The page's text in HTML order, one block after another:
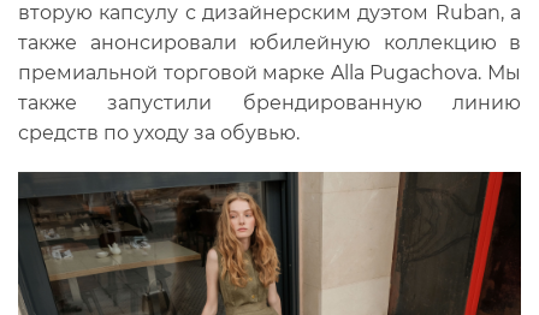
вторую капсулу с дизайнерским дуэтом Ruban, а
также анонсировали юбилейную коллекцию в
премиальной торговой марке Alla Pugachova. Мы
также запустили брендированную линию
средств по уходу за обувью.